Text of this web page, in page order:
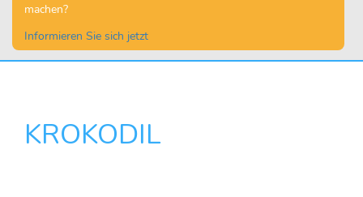
machen?
Informieren Sie sich jetzt
KROKODIL